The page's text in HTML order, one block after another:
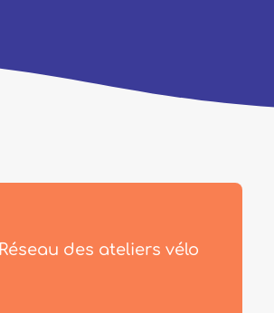
Réseau des ateliers vélo